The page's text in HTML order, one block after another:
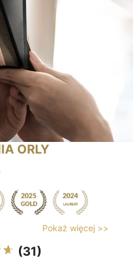
ORLY
Pokaż więcej >>
(31)